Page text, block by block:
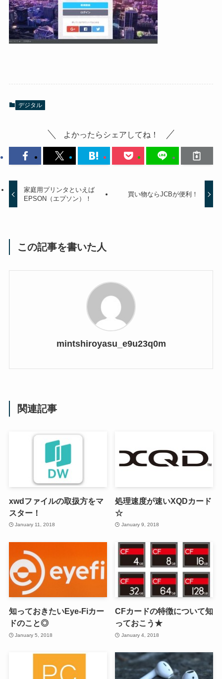
デジタル
よかったらシェアしてね！
家庭用プリンタといえば
EPSON（エプソン）！
買い物ならJCBが便利！
この記事を書いた人
mintshiroyasu_e9u23q0m
関連記事
xwdファイルの取扱方をマ
スター！
January 11, 2018
処理速度が速いXQDカード
☆
January 9, 2018
知っておきたいEye-Fiカー
ドのこと◎
January 5, 2018
CFカードの特徴について知
っておこう★
January 4, 2018